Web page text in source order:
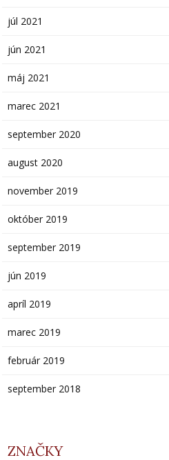
júl 2021
jún 2021
máj 2021
marec 2021
september 2020
august 2020
november 2019
október 2019
september 2019
jún 2019
apríl 2019
marec 2019
február 2019
september 2018
ZNAČKY